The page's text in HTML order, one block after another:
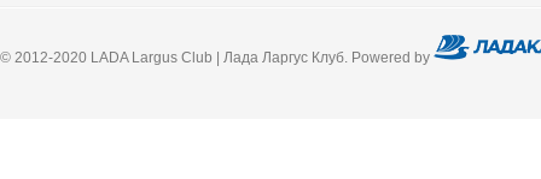
© 2012-2020 LADA Largus Club | Лада Ларгус Клуб. Powered by